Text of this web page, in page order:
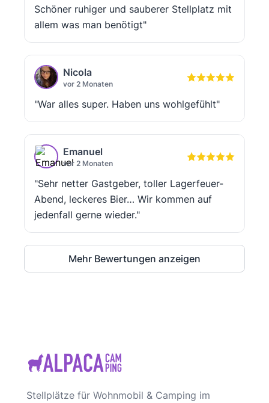
Schöner ruhiger und sauberer Stellplatz mit
allem was man benötigt"
Nicola
vor 2 Monaten
"War alles super. Haben uns wohlgefühlt"
Emanuel
vor 2 Monaten
"Sehr netter Gastgeber, toller Lagerfeuer-
Abend, leckeres Bier… Wir kommen auf
jedenfall gerne wieder."
Mehr Bewertungen anzeigen
Stellplätze für Wohnmobil & Camping im